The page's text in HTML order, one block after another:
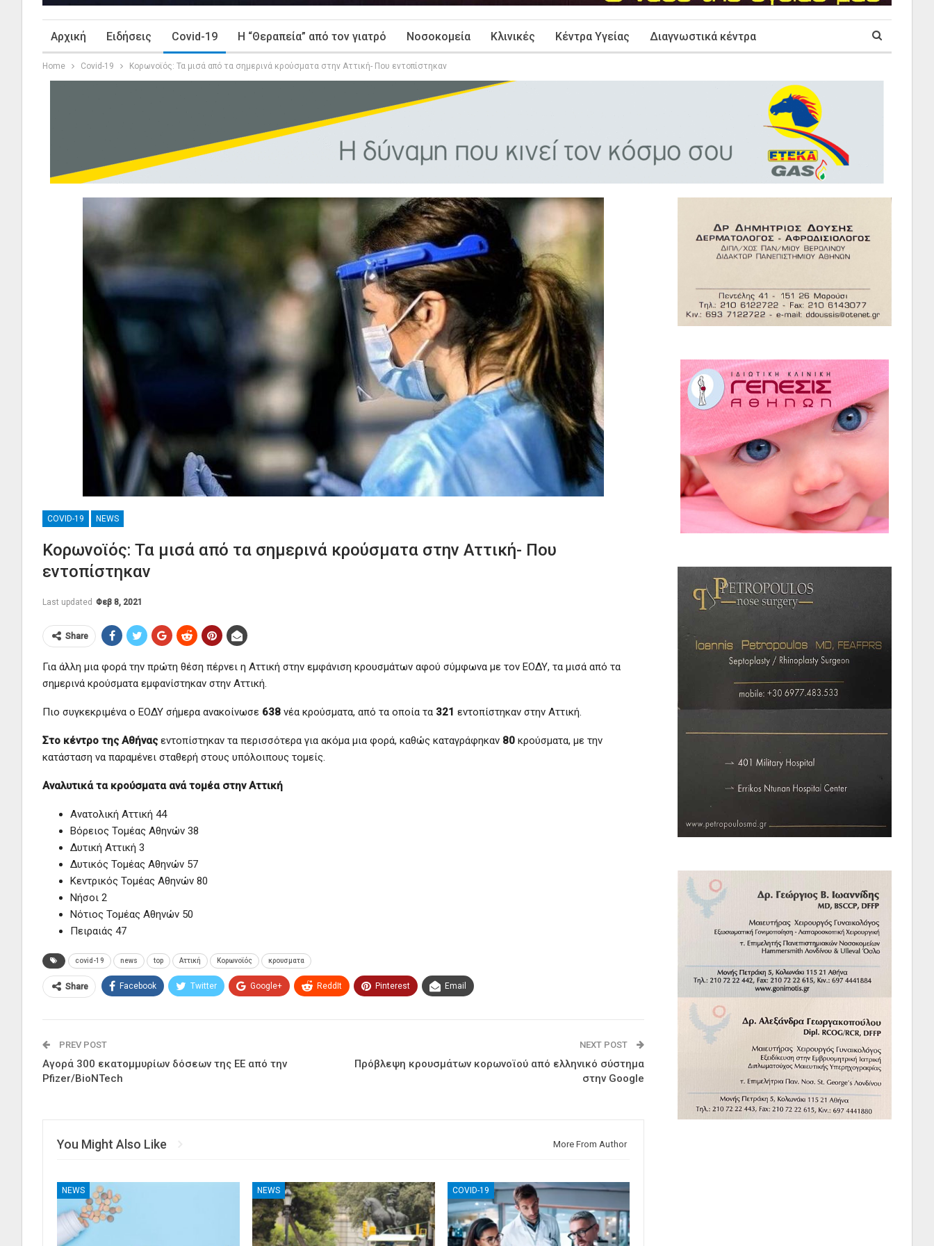
Αρχική Ειδήσεις Covid-19 Η “Θεραπεία” από τον γιατρό Νοσοκομεία Κλινικές Κέντρα Υγείας Διαγνωστικά κέντρα
Home Covid-19 Κορωνοϊός: Τα μισά από τα σημερινά κρούσματα στην Αττική- Που εντοπίστηκαν
COVID-19 NEWS
Κορωνοϊός: Τα μισά από τα σημερινά κρούσματα στην Αττική- Που
εντοπίστηκαν
Last updated Φεβ 8, 2021
Share
Για άλλη μια φορά την πρώτη θέση πέρνει η Αττική στην εμφάνιση κρουσμάτων αφού σύμφωνα με τον ΕΟΔΥ, τα μισά από τα
σημερινά κρούσματα εμφανίστηκαν στην Αττική.
Πιο συγκεκριμένα ο ΕΟΔΥ σήμερα ανακοίνωσε 638 νέα κρούσματα, από τα οποία τα 321 εντοπίστηκαν στην Αττική.
Στο κέντρο της Αθήνας εντοπίστηκαν τα περισσότερα για ακόμα μια φορά, καθώς καταγράφηκαν 80 κρούσματα, με την
κατάσταση να παραμένει σταθερή στους υπόλοιπους τομείς.
Αναλυτικά τα κρούσματα ανά τομέα στην Αττική
Ανατολική Αττική 44
Βόρειος Τομέας Αθηνών 38
Δυτική Αττική 3
Δυτικός Τομέας Αθηνών 57
Κεντρικός Τομέας Αθηνών 80
Νήσοι 2
Νότιος Τομέας Αθηνών 50
Πειραιάς 47
covid-19 news top Αττική Κορωνοϊός κρουσματα
Share Facebook Twitter Google+ ReddIt Pinterest Email
PREV POST
Αγορά 300 εκατομμυρίων δόσεων της ΕΕ από την
Pfizer/BioNTech
NEXT POST
Πρόβλεψη κρουσμάτων κορωνοϊού από ελληνικό σύστημα
στην Google
You Might Also Like More From Author
NEWS NEWS COVID-19